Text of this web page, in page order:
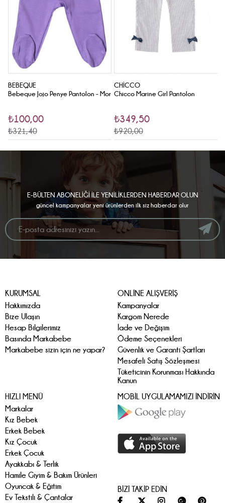
BEBEQUE
Bebeque Jojo Penye Pantolon - Mor
₺100,00
₺321,40
CHICCO
Chicco Marine Girl Pantolon
₺349,50
₺920,00
E-BÜLTEN ABONELİĞİ İLE YENİLİKLERDEN HABERDAR OLUN
güncel kampanyalar yeni ürünlerden ilk siz haberdar olur
KURUMSAL
Hakkımızda
Bize Ulaşın
Hesap Bilgilerimiz
Basında Markabebe
Markabebe sizin için ne yapar?
ONLİNE ALIŞVERİŞ
Kampanyalar
Kargom Nerede
İade ve Değişim
Ödeme Seçenekleri
Güvenlik ve Garanti Şartları
Mesafeli Satış Sözleşmesi
Tüketicinin Korunması Hakkında
Kanun
HIZLI MENÜ
Markalar
Kız Bebek
Erkek Bebek
Kız Çocuk
Erkek Çocuk
Ayakkabı & Terlik
Hamile Giyim & Bakım Ürünleri
Oyuncak & Eğitim
Ev Tekstili & Çantalar
MOBİL UYGULAMAMIZI İNDİRİN
BİZİ TAKİP EDİN